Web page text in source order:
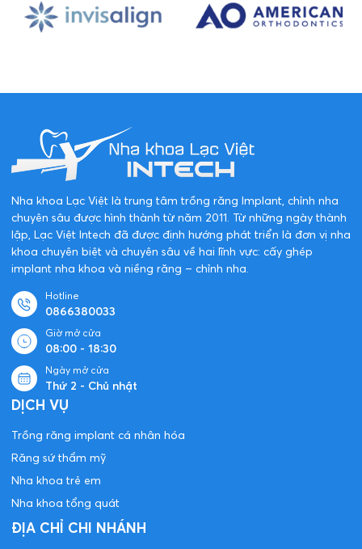
Nha khoa Lạc Việt là trung tâm trồng răng Implant, chỉnh nha
chuyên sâu được hình thành từ năm 2011. Từ những ngày thành
lập, Lạc Việt Intech đã được định hướng phát triển là đơn vị nha
khoa chuyên biệt và chuyên sâu về hai lĩnh vực: cấy ghép
implant nha khoa và niềng răng – chỉnh nha.
Hotline
0866380033
Giờ mở cửa
08:00 - 18:30
Ngày mở cửa
Thứ 2 - Chủ nhật
DỊCH VỤ
Trồng răng implant cá nhân hóa
Răng sứ thẩm mỹ
Nha khoa trẻ em
Nha khoa tổng quát
ĐỊA CHỈ CHI NHÁNH